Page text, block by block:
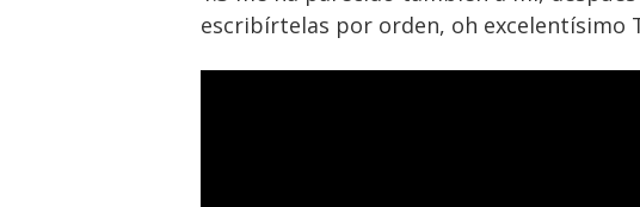
escribírtelas por orden, oh excelentísimo